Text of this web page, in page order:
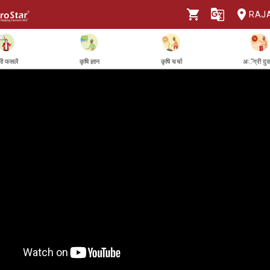
फसलें कृषि ज्ञान कृषि चर्चा अॅग्री